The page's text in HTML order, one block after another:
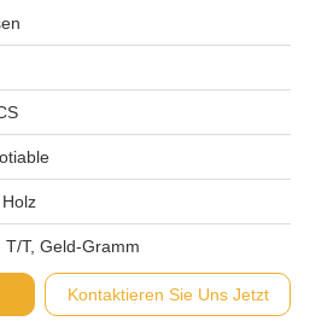
T/T, Geld-Gramm
Kontaktieren Sie Uns Jetzt